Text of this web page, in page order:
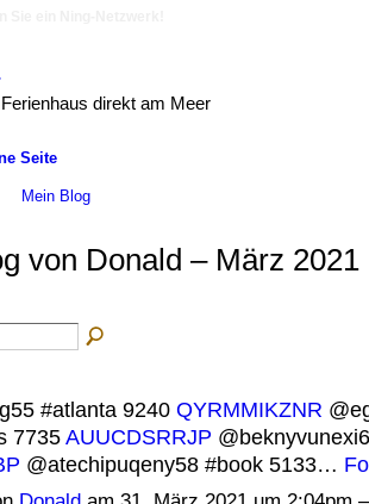
direkt am Meer
Seite
Mein Blog
von Donald – März
#atlanta 9240 QYRMMIKZNR
7735AUUCDSRRJP
@atechipuqeny58 #book 5133…